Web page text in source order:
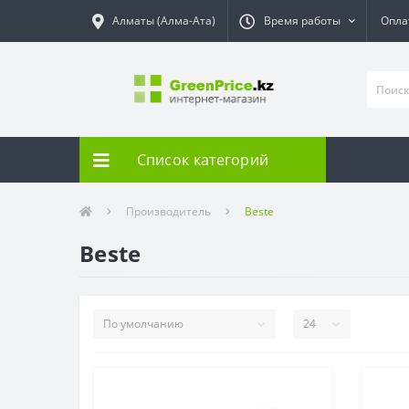
Алматы (Алма-Ата) Время работы
Список категорий
Производитель Beste
Beste